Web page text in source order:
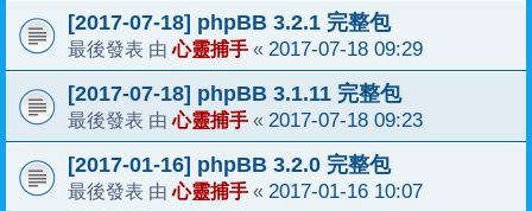
[2017-07-18] phpBB 3.2.1 完整包
最後發表 由心靈捕手 « 2017-07-18 09:29
[2017-07-18] phpBB 3.1.11 完整包
最後發表 由心靈捕手 « 2017-07-18 09:23
[2017-01-16] phpBB 3.2.0 完整包
最後發表 由心靈捕手 « 2017-01-16 10:07